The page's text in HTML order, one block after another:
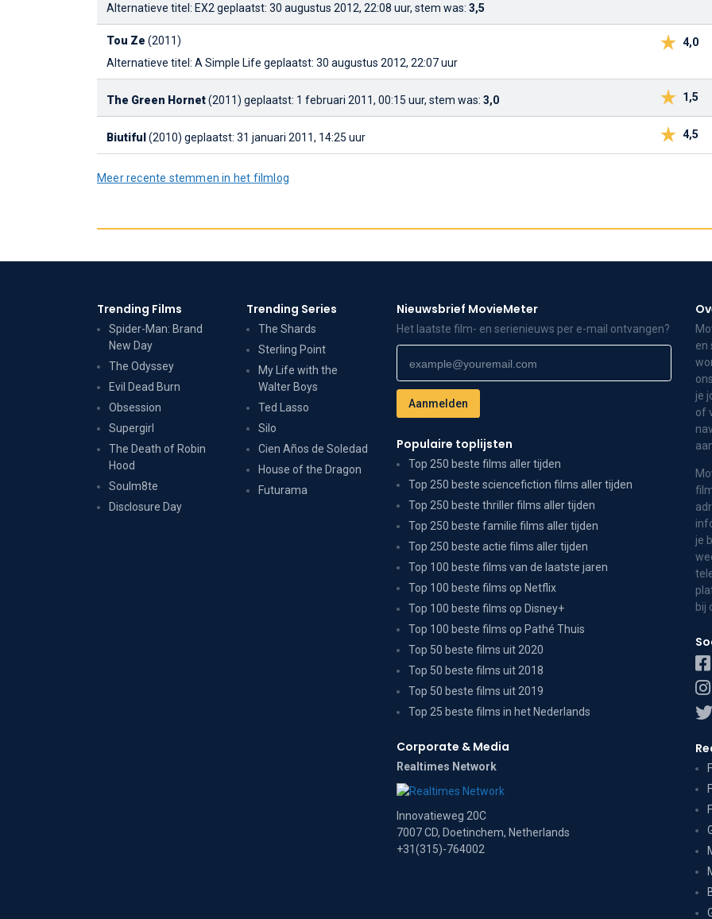
Alternatieve titel: EX2 geplaatst: 30 augustus 2012, 22:08 uur, stem was: 3,5
4,0
Tou Ze (2011)
Alternatieve titel: A Simple Life geplaatst: 30 augustus 2012, 22:07 uur
1,5
The Green Hornet(2011) geplaatst: 1 februari 2011, 00:15 uur, stem was: 3,0
4,5
Biutiful(2010) geplaatst: 31 januari 2011, 14:25 uur
Meer recente stemmen in het filmlog
Trending Films
Spider-Man: Brand
New Day
The Odyssey
Evil Dead Burn
Obsession
Supergirl
The Death of Robin
Hood
Soulm8te
Disclosure Day
Trending Series
The Shards
Sterling Point
My Life with the
Walter Boys
Ted Lasso
Silo
Cien Años de Soledad
House of the Dragon
Futurama
Nieuwsbrief MovieMeter
Het laatste film- en serienieuws per e-mail ontvangen?
Populaire toplijsten
Top 250 beste films aller tijden
Top 250 beste sciencefiction films aller tijden
Top 250 beste thriller films aller tijden
Top 250 beste familie films aller tijden
Top 250 beste actie films aller tijden
Top 100 beste films van de laatste jaren
Top 100 beste films op Netflix
Top 100 beste films op Disney+
Top 100 beste films op Pathé Thuis
Top 50 beste films uit 2020
Top 50 beste films uit 2018
Top 50 beste films uit 2019
Top 25 beste films in het Nederlands
Corporate & Media
Realtimes Network
Innovatieweg 20C
7007 CD, Doetinchem, Netherlands
+31(315)-764002
en
je
of
je
bij